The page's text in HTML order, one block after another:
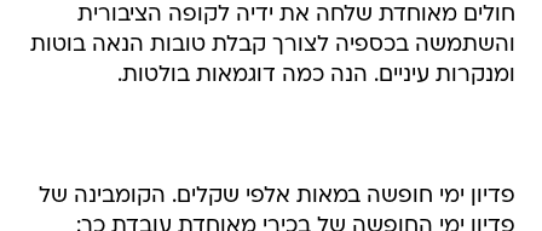
חולים מאוחדת שלחה את ידיה לקופה הציבורית
והשתמשה בכספיה לצורך קבלת טובות הנאה בוטות
ומנקרות עיניים. הנה כמה דוגמאות בולטות.
פדיון ימי חופשה במאות אלפי שקלים. הקומבינה של